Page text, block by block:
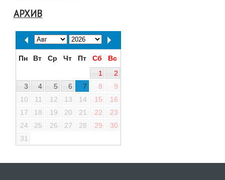
АРХИВ
Пн Вт Ср Чт Пт Сб
Вс
1
2
3
4 5 6 7 8
9
10
11 12 13 14 15
16
17
18 19 20 21 22
23
24
25 26 27 28 29
30
31